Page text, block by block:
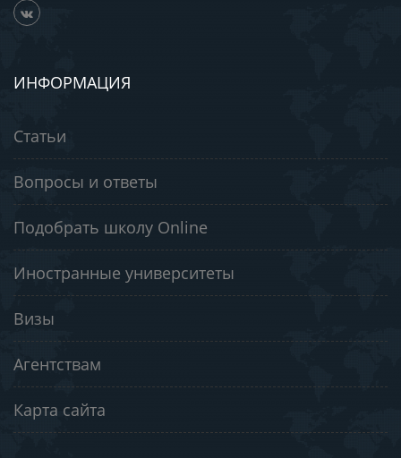
ИНФОРМАЦИЯ
Статьи
Вопросы и ответы
Подобрать школу Online
Иностранные университеты
Визы
Агентствам
Карта сайта